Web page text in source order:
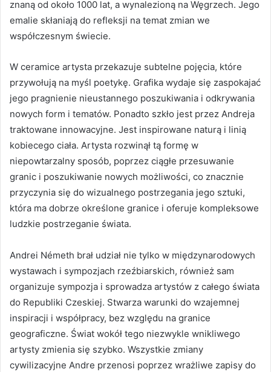
znaną od około 1000 lat, a wynalezioną na Węgrzech. Jego
emalie skłaniają do refleksji na temat zmian we
współczesnym świecie.
W ceramice artysta przekazuje subtelne pojęcia, które
przywołują na myśl poetykę. Grafika wydaje się zaspokajać
jego pragnienie nieustannego poszukiwania i odkrywania
nowych form i tematów. Ponadto szkło jest przez Andreja
traktowane innowacyjne. Jest inspirowane naturą i linią
kobiecego ciała. Artysta rozwinął tą formę w
niepowtarzalny sposób, poprzez ciągłe przesuwanie
granic i poszukiwanie nowych możliwości, co znacznie
przyczynia się do wizualnego postrzegania jego sztuki,
która ma dobrze określone granice i oferuje kompleksowe
ludzkie postrzeganie świata.
Andrei Németh brał udział nie tylko w międzynarodowych
wystawach i sympozjach rzeźbiarskich, również sam
organizuje sympozja i sprowadza artystów z całego świata
do Republiki Czeskiej. Stwarza warunki do wzajemnej
inspiracji i współpracy, bez względu na granice
geograficzne. Świat wokół tego niezwykle wnikliwego
artysty zmienia się szybko. Wszystkie zmiany
cywilizacyjne Andre przenosi poprzez wrażliwe zapisy do